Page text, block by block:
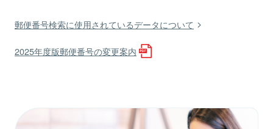
郵便番号検索に使用されているデータについて
2025年度版郵便番号の変更案内